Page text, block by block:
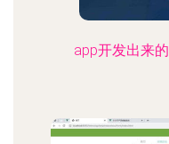
app开发出来